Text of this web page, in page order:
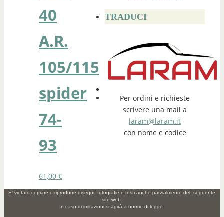
40
A.R.
105/115
spider
74-
93
61,00 €
TRADUCI
Per ordini e richieste
scrivere una mail a
laram@laram.it
con nome e codice
E' vietato copiare o riprodurre disegni, fotografie e testi anche parzialmente del seguente
sito web.
In caso di imitazioni si agirà a norme di legge.